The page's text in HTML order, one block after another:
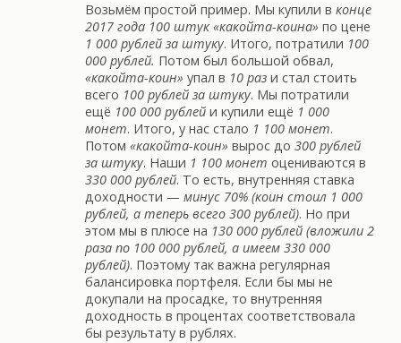
Возьмём простой пример. Мы купили в конце
2017 года 100 штук «какойта-коина» по цене
1 000 рублей за штуку. Итого, потратили 100
000 рублей. Потом был большой обвал,
«какойта-коин» упал в 10 раз и стал стоить
всего 100 рублей за штуку. Мы потратили
ещё 100 000 рублей и купили ещё 1 000
монет. Итого, у нас стало 1 100 монет.
Потом «какойта-коин» вырос до 300 рублей
за штуку. Наши 1 100 монет оцениваются в
330 000 рублей. То есть, внутренняя ставка
доходности — минус 70% (коин стоил 1 000
рублей, а теперь всего 300 рублей). Но при
этом мы в плюсе на 130 000 рублей (вложили 2
раза по 100 000 рублей, а имеем 330 000
рублей). Поэтому так важна регулярная
балансировка портфеля. Если бы мы не
докупали на просадке, то внутренняя
доходность в процентах соответствовала
бы результату в рублях.